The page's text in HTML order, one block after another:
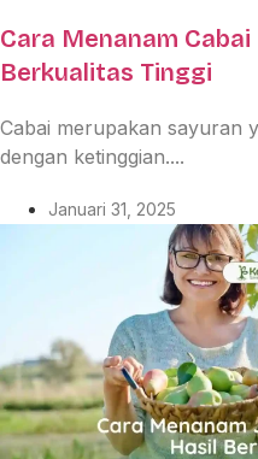
Cara Menanam
Berkualitas Tinggi
Cabai merupakan sayuran
dengan ketinggian....
Januari 31, 2025